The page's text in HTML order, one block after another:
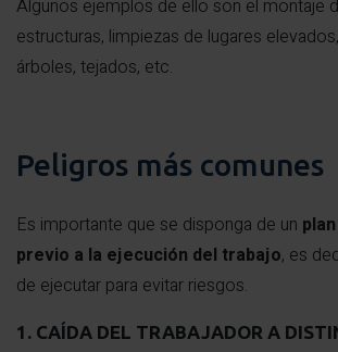
Algunos ejemplos de ello son el montaje
estructuras, limpiezas de lugares
árboles, tejados, etc.
Peligros más comunes
Es importante que se disponga de un
previo a la ejecución del trabajo, es
de ejecutar para evitar riesgos.
1. CAÍDA DEL TRABAJADOR A